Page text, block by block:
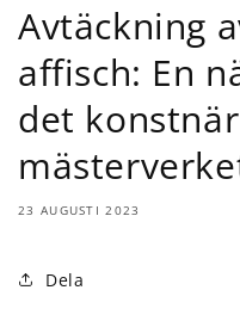
Avtäckning
affisch: En
det
23 AUGUSTI 2023
Dela